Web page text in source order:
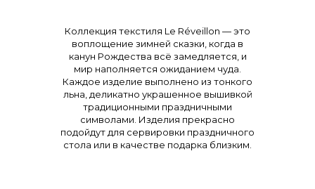
Коллекция текстиля Le Réveillon — это
воплощение зимней сказки, когда в
канун Рождества всё замедляется, и
мир наполняется ожиданием чуда.
Каждое изделие выполнено из тонкого
льна, деликатно украшенное вышивкой
традиционными праздничными
символами. Изделия прекрасно
подойдут для сервировки праздничного
стола или в качестве подарка близким.